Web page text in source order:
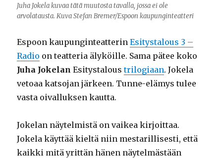
Juha Jokela kuvaa tätä muutosta tavalla, jossa ei ole
arvolatausta. Kuva Stefan Bremer/Espoon kaupunginteatteri
Espoon kaupunginteatterinEsitystalous 3 –
Radio on teatteria älyköille. Sama pätee koko
Juha Jokelan Esitystaloustrilogiaan. Jokela
vetoaa katsojan järkeen. Tunne-elämys tulee
vasta oivalluksen kautta.
Jokelan näytelmistä on vaikea kirjoittaa.
Jokela käyttää kieltä niin mestarillisesti, että
kaikki mitä yrittän hänen näytelmästään